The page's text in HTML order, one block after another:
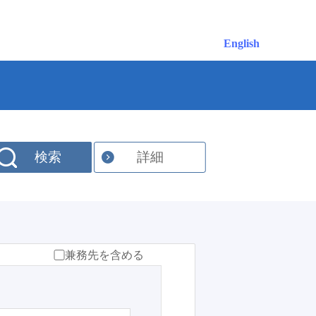
English
検索 詳細
兼務先を含める